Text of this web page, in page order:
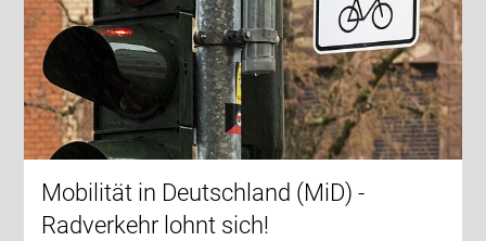
Mobilität in Deutschland (MiD) -
Radverkehr lohnt sich!